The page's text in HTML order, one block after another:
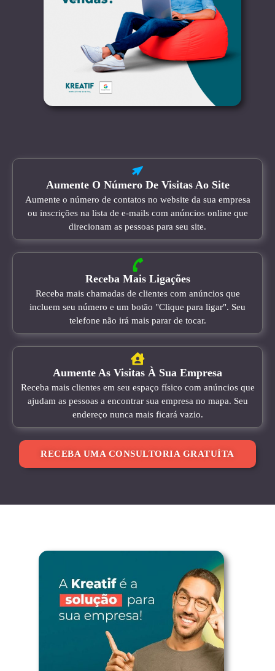
Aumente O Número De Visitas Ao Site
Aumente o número de contatos no website da sua empresa
ou inscrições na lista de e-mails com anúncios online que
direcionam as pessoas para seu site.
Receba Mais Ligações
Receba mais chamadas de clientes com anúncios que
incluem seu número e um botão "Clique para ligar". Seu
telefone não irá mais parar de tocar.
Aumente As Visitas À Sua Empresa
Receba mais clientes em seu espaço físico com anúncios que
ajudam as pessoas a encontrar sua empresa no mapa. Seu
endereço nunca mais ficará vazio.
RECEBA UMA CONSULTORIA GRATUÍTA